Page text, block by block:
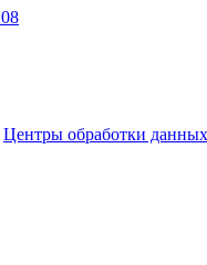
Центры обработки